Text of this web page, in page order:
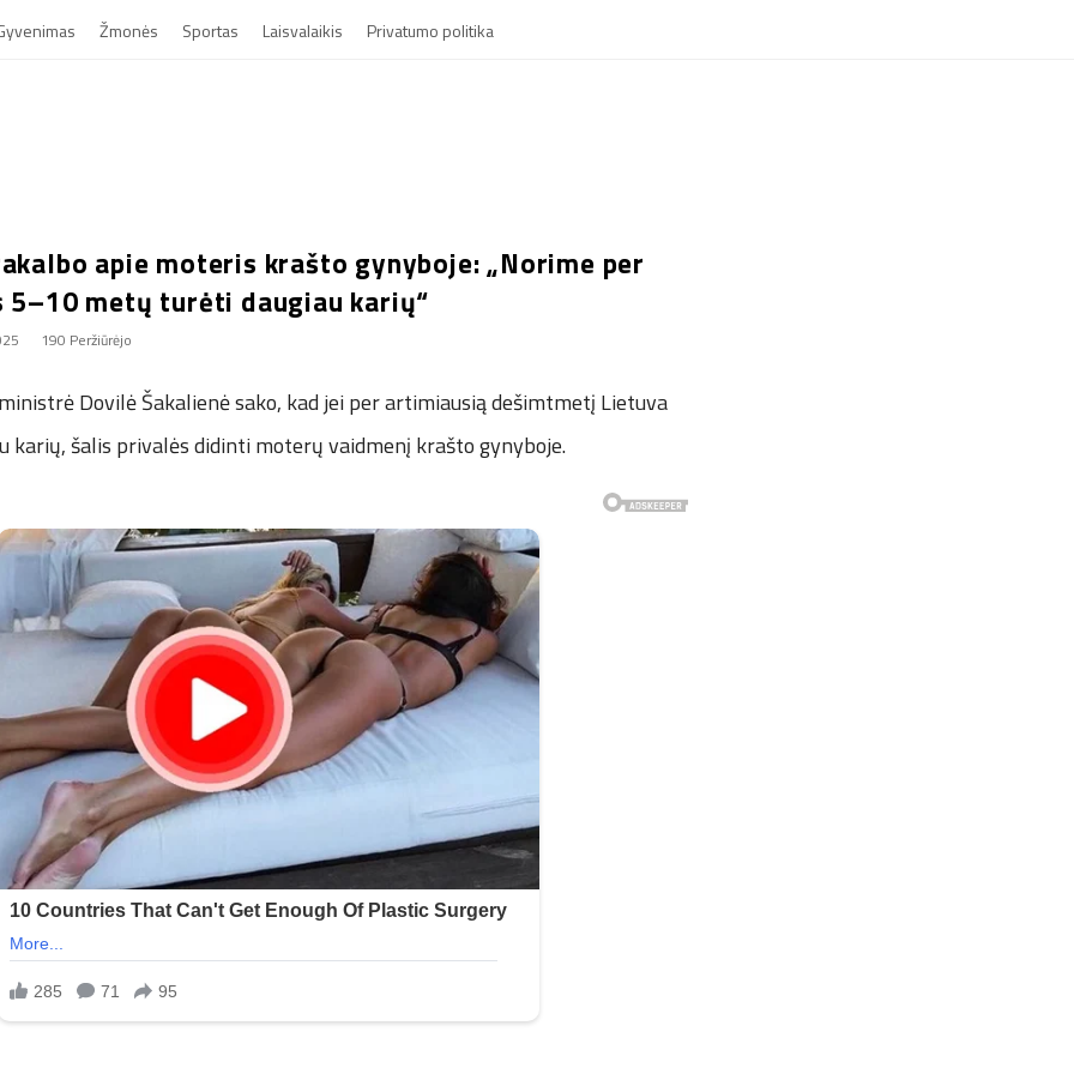
Žmonės Sportas Laisvalaikis Privatumo politika
apie moteris krašto gynyboje: „Norime per
metų turėti daugiau karių“
190 Peržiūrėjo
Dovilė Šakalienė sako, kad jei per artimiausią dešimtmetį Lietuva
karių, šalis privalės didinti moterų vaidmenį krašto gynyboje.